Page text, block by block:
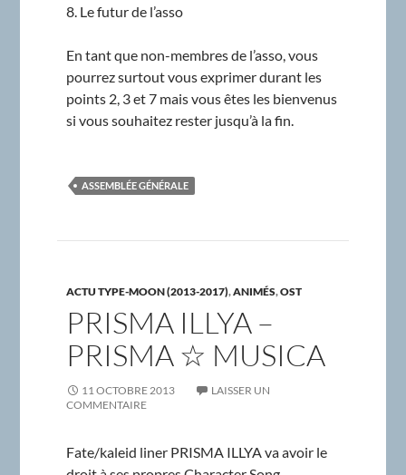
8. Le futur de l’asso
En tant que non-membres de l’asso, vous
pourrez surtout vous exprimer durant les
points 2, 3 et 7 mais vous êtes les bienvenus
si vous souhaitez rester jusqu’à la fin.
ASSEMBLÉE GÉNÉRALE
ACTU TYPE-MOON (2013-2017),ANIMÉS,OST
PRISMA ILLYA –
PRISMA ☆ MUSICA
11 OCTOBRE 2013
LAISSER UN
COMMENTAIRE
Fate/kaleid liner PRISMA ILLYA va avoir le